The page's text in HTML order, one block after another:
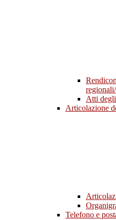
Atti
Articolazione
Telefono e